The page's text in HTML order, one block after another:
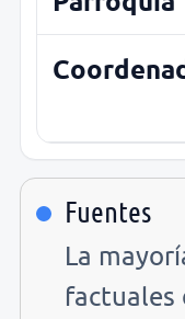
Fuentes
La
factuales